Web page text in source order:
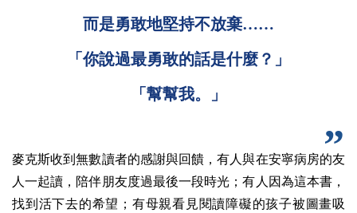
而是勇敢地堅持不放棄……
「你說過最勇敢的話是什麼？」
「幫幫我。」
麥克斯收到無數讀者的感謝與回饋，有人與在安寧病房的友
人一起讀，陪伴朋友度過最後一段時光；有人因為這本書，
找到活下去的希望；有母親看見閱讀障礙的孩子被圖畫吸